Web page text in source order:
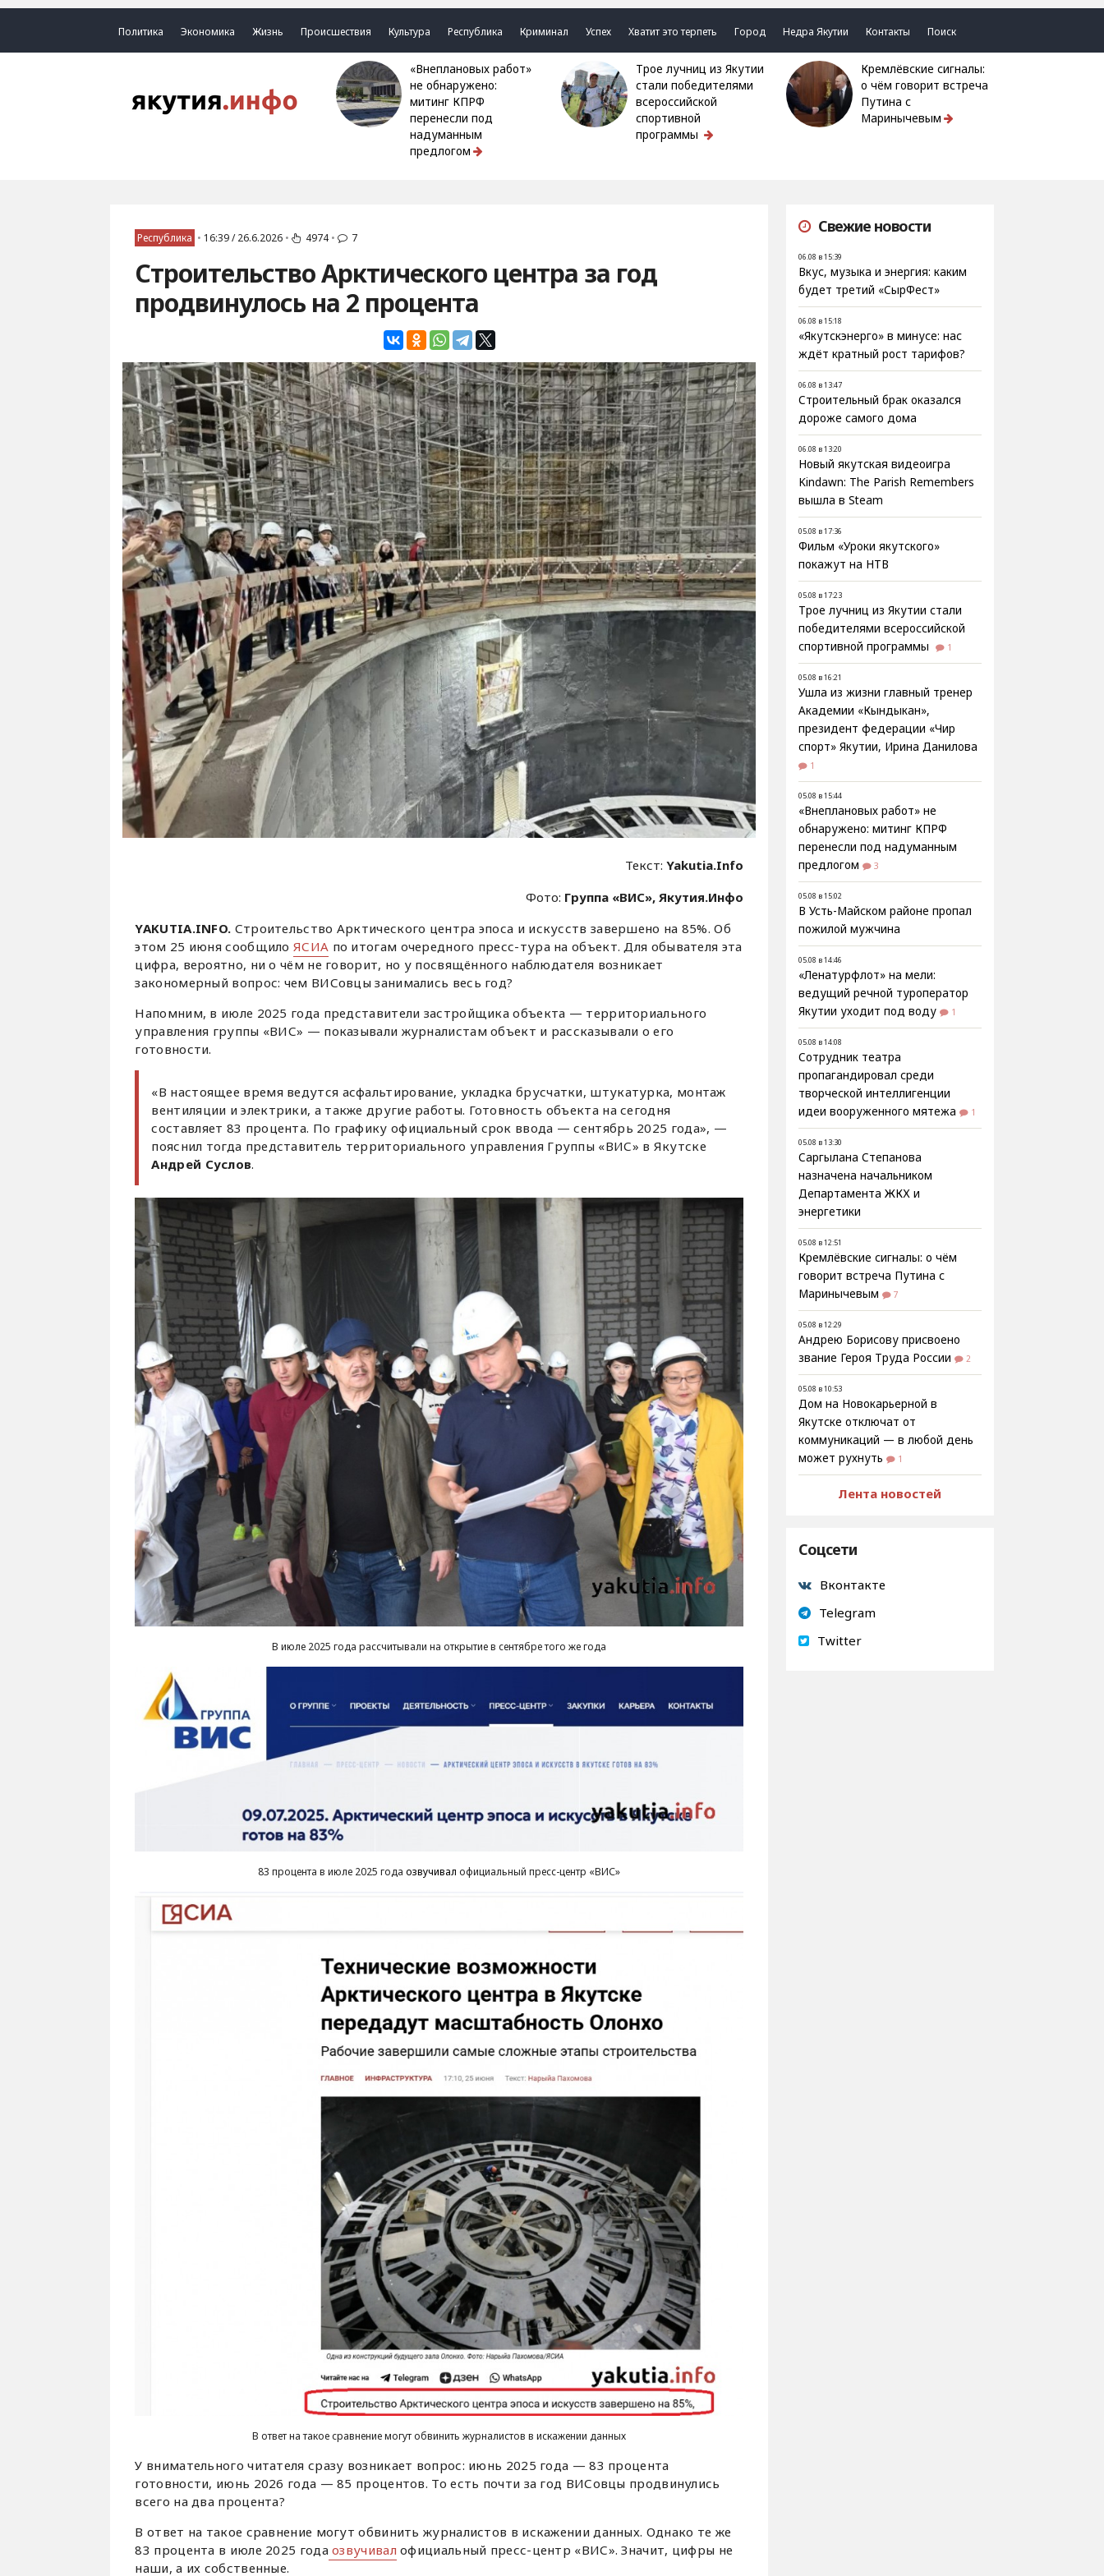
Политика Экономика Жизнь Происшествия Культура Республика Криминал Успех Хватит это терпеть Город Недра Якутии Контакты Поиск
«Внеплановых работ»
не обнаружено:
митинг КПРФ
перенесли под
надуманным
предлогом
Трое лучниц из Якутии
стали победителями
всероссийской
спортивной
программы
Кремлёвские сигналы:
о чём говорит встреча
Путина с
Маринычевым
Республика • 16:39 / 26.6.2026 • 4974 • 7
Строительство Арктического центра за год
продвинулось на 2 процента
Текст:Yakutia.Info
Фото: Группа «ВИС», Якутия.Инфо
YAKUTIA.INFO. Строительство Арктического центра эпоса и искусств завершено на 85%. Об
этом 25 июня сообщилоЯСИА по итогам очередного пресс-тура на объект. Для обывателя эта
цифра, вероятно, ни о чём не говорит, но у посвящённого наблюдателя возникает
закономерный вопрос: чем ВИСовцы занимались весь год?
Напомним, в июле 2025 года представители застройщика объекта — территориального
управления группы «ВИС» — показывали журналистам объект и рассказывали о его
готовности.
«В настоящее время ведутся асфальтирование, укладка брусчатки, штукатурка, монтаж
вентиляции и электрики, а также другие работы. Готовность объекта на сегодня
составляет 83 процента. По графику официальный срок ввода — сентябрь 2025 года», —
пояснил тогда представитель территориального управления Группы «ВИС» в Якутске
Андрей Суслов.
В июле 2025 года рассчитывали на открытие в сентябре того же года
83 процента в июле 2025 года озвучивал официальный пресс-центр «ВИС»
В ответ на такое сравнение могут обвинить журналистов в искажении данных
У внимательного читателя сразу возникает вопрос: июнь 2025 года — 83 процента
готовности, июнь 2026 года — 85 процентов. То есть почти за год ВИСовцы продвинулись
всего на два процента?
В ответ на такое сравнение могут обвинить журналистов в искажении данных. Однако те же
83 процента в июле 2025 года озвучивал официальный пресс-центр «ВИС». Значит, цифры не
наши, а их собственные.
Свежие новости
06.08 в 15:39
Вкус, музыка и энергия: каким
будет третий «СырФест»
06.08 в 15:18
«Якутскэнерго» в минусе: нас
ждёт кратный рост тарифов?
06.08 в 13:47
Строительный брак оказался
дороже самого дома
06.08 в 13:20
Новый якутская видеоигра
Kindawn: The Parish Remembers
вышла в Steam
05.08 в 17:36
Фильм «Уроки якутского»
покажут на НТВ
05.08 в 17:23
Трое лучниц из Якутии стали
победителями всероссийской
спортивной программы
1
05.08 в 16:21
Ушла из жизни главный тренер
Академии «Кындыкан»,
президент федерации «Чир
спорт» Якутии, Ирина Данилова
1
05.08 в 15:44
«Внеплановых работ» не
обнаружено: митинг КПРФ
перенесли под надуманным
предлогом
3
05.08 в 15:02
В Усть-Майском районе пропал
пожилой мужчина
05.08 в 14:46
«Ленатурфлот» на мели:
ведущий речной туроператор
Якутии уходит под воду
1
05.08 в 14:08
Сотрудник театра
пропагандировал среди
творческой интеллигенции
идеи вооруженного мятежа
1
05.08 в 13:30
Саргылана Степанова
назначена начальником
Департамента ЖКХ и
энергетики
05.08 в 12:51
Кремлёвские сигналы: о чём
говорит встреча Путина с
Маринычевым
7
05.08 в 12:29
Андрею Борисову присвоено
звание Героя Труда России
2
05.08 в 10:53
Дом на Новокарьерной в
Якутске отключат от
коммуникаций — в любой день
может рухнуть
1
Лента новостей
Соцсети
Вконтакте
Telegram
Twitter